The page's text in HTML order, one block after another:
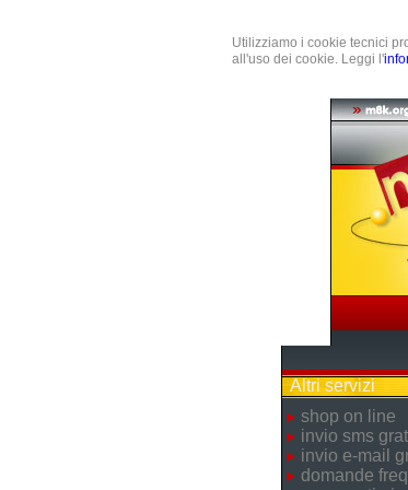
Utilizziamo i cookie tecnici
all'uso dei cookie. Leggi l'
Altri servizi
shop on line
invio sms
invio e-mail
domande